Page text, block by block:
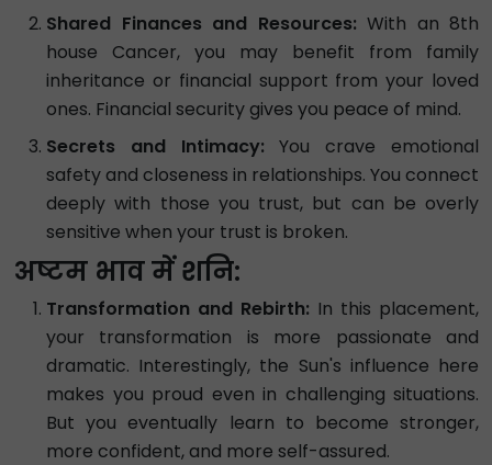
Shared Finances and Resources: With an 8th
house Cancer, you may benefit from family
inheritance or financial support from your loved
ones. Financial security gives you peace of mind.
Secrets and Intimacy: You crave emotional
safety and closeness in relationships. You connect
deeply with those you trust, but can be overly
sensitive when your trust is broken.
अष्टम भाव में शनि:
Transformation and Rebirth: In this placement,
your transformation is more passionate and
dramatic. Interestingly, the Sun's influence here
makes you proud even in challenging situations.
But you eventually learn to become stronger,
more confident, and more self-assured.